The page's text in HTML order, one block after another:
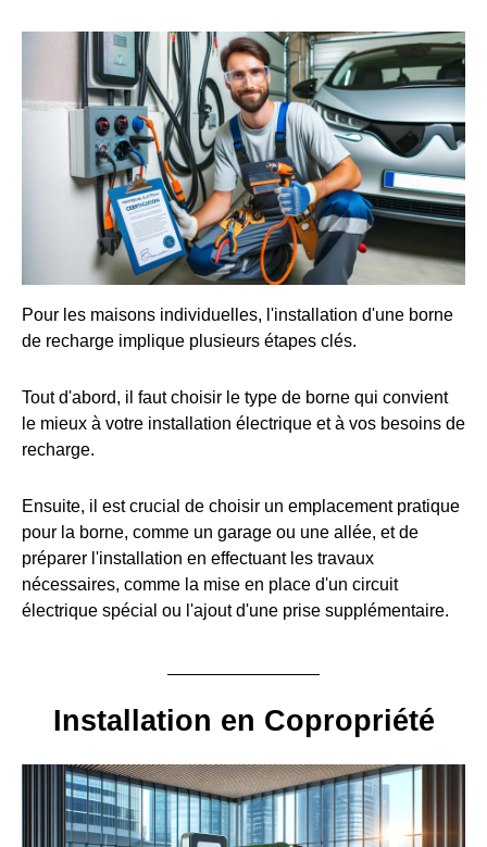
Pour les maisons individuelles, l'installation d'une borne
de recharge implique plusieurs étapes clés.
Tout d'abord, il faut choisir le type de borne qui convient
le mieux à votre installation électrique et à vos besoins de
recharge.
Ensuite, il est crucial de choisir un emplacement pratique
pour la borne, comme un garage ou une allée, et de
préparer l'installation en effectuant les travaux
nécessaires, comme la mise en place d'un circuit
électrique spécial ou l'ajout d'une prise supplémentaire.
Installation en Copropriété